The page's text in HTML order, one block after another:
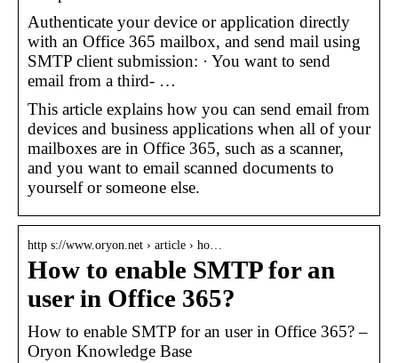
Authenticate your device or application directly
with an Office 365 mailbox, and send mail using
SMTP client submission: · You want to send
email from a third- …
This article explains how you can send email from
devices and business applications when all of your
mailboxes are in Office 365, such as a scanner,
and you want to email scanned documents to
yourself or someone else.
http s://www.oryon.net › article › ho…
How to enable SMTP for an
user in Office 365?
How to enable SMTP for an user in Office 365? –
Oryon Knowledge Base